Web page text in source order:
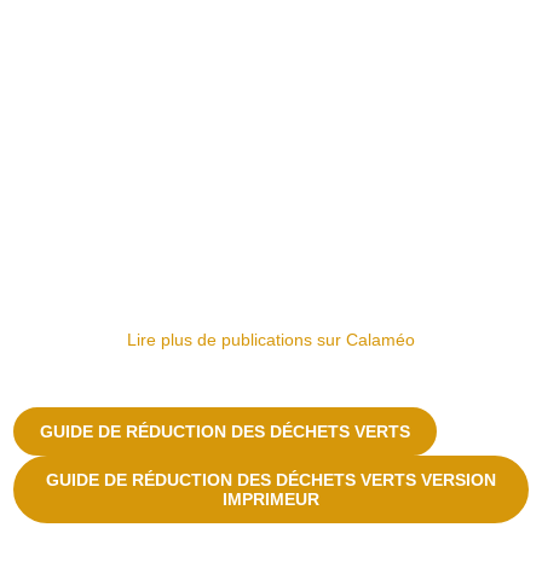
Lire plus de publications sur Calaméo
GUIDE DE RÉDUCTION DES DÉCHETS VERTS
GUIDE DE RÉDUCTION DES DÉCHETS VERTS VERSION
IMPRIMEUR